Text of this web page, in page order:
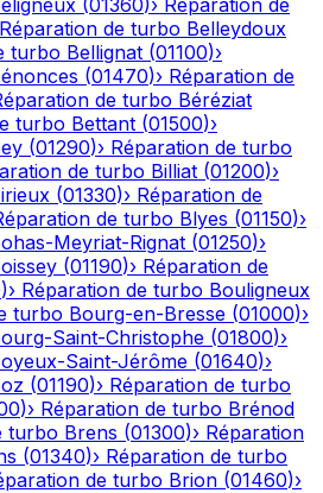
(01360)› Réparation de
Réparation de turbo Belleydoux
turbo Bellignat (01100)›
(01470)› Réparation de
de turbo Béréziat
turbo Bettant (01500)›
(01290)› Réparation de turbo
de turbo Billiat (01200)›
(01330)› Réparation de
de turbo Blyes (01150)›
Meyriat-Rignat (01250)›
(01190)› Réparation de
)› Réparation de turbo Bouligneux
turbo Bourg-en-Bresse (01000)›
Saint-Christophe (01800)›
Saint-Jérôme (01640)›
(01190)› Réparation de turbo
)› Réparation de turbo Brénod
turbo Brens (01300)› Réparation
(01340)› Réparation de turbo
de turbo Brion (01460)›